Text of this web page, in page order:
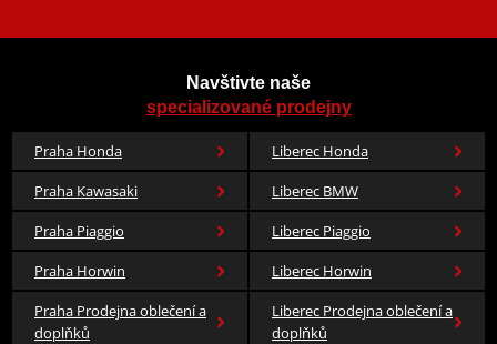
Navštivte naše
specializované prodejny
Praha Honda
Liberec Honda
Praha Kawasaki
Liberec BMW
Praha Piaggio
Liberec Piaggio
Praha Horwin
Liberec Horwin
Praha Prodejna oblečení a
doplňků
Liberec Prodejna oblečení a
doplňků